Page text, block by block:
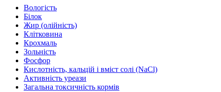
Вологість
Білок
Жир (олійність)
Клітковина
Крохмаль
Зольність
Фосфор
Кислотність, кальцій і вміст солі (NaCl)
Активність уреази
Загальна токсичність кормів